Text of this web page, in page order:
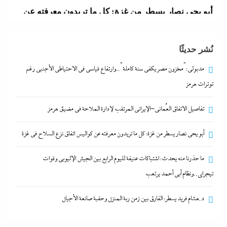
الجيش الإثيوبي وقوات تيجراي..ونظام آبي أحمد يرتعب
6 أغسطس، 2026
في الاحتياطي الأجنبي رغم توترات هرمز
تفاصيل الاتفاق العُماني-الإيراني المرتقب لإدارة الملاحة
في مضيق هرمز
نُشر حديثًا
مدبولي:”مخزون مصر يكفي سنة كاملة”..وارتفاع قياسي في الاحتياطي الأجنبي رغم
توترات هرمز
تفاصيل الاتفاق العُماني-الإيراني المرتقب لإدارة الملاحة في مضيق هرمز
أبو يحى نصار يسطر من غزة: كل ما تريدون معرفته عن كواليس اتفاق نزع السلاح في غزة
ما حذرنا منه يحدث: اشتباكات عنيفة لليوم الرابع بين الجيش الإثيوبي وقوات
تيجراي..ونظام آبي أحمد يرتعب
د.هشام فريد يسطر: الفارق بين زمن ربة المنزل وحقبة صانعة الأجيال